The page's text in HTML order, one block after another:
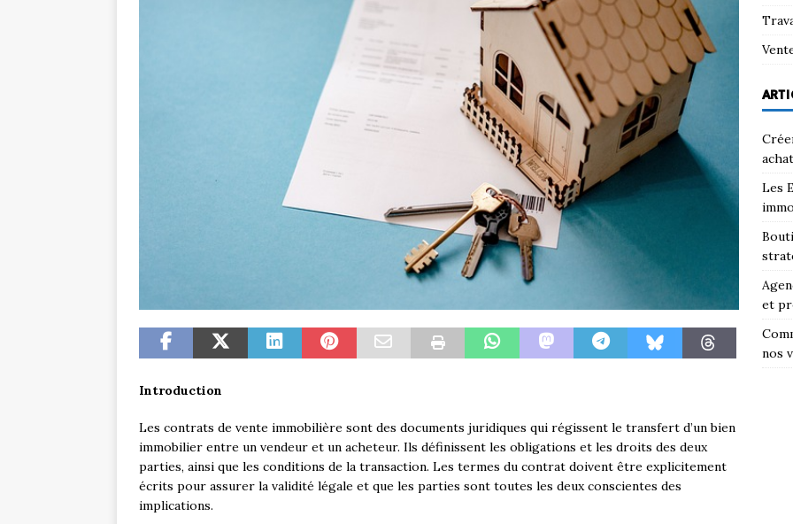
Introduction
Les contrats de vente immobilière sont des documents juridiques qui régissent le transfert d’un bien
immobilier entre un vendeur et un acheteur. Ils définissent les obligations et les droits des deux
parties, ainsi que les conditions de la transaction. Les termes du contrat doivent être explicitement
écrits pour assurer la validité légale et que les parties sont toutes les deux conscientes des
implications.
Les
et
nos